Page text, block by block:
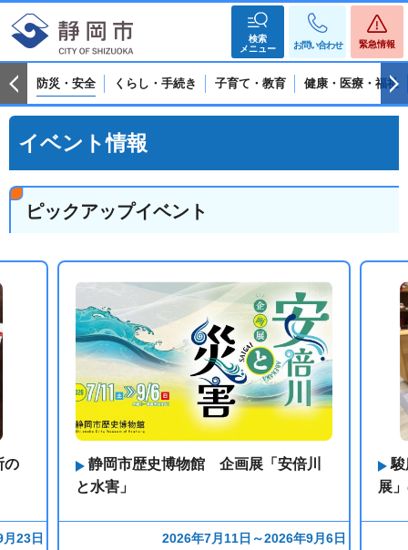
検索
メニュー
お問い合わせ 緊急情報
防災・安全 くらし・手続き 子育て・教育 健康・医療・福祉
イベント情報
ピックアップイベント
の
23日
静岡市歴史博物館 企画展「安倍川
と水害」
2026年7月11日～2026年9月6日
駿
展